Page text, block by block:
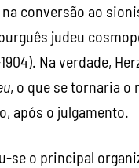
conversão ao
judeu
Na verdade,
, o que se tornaria
após o julgamento.
se o principal